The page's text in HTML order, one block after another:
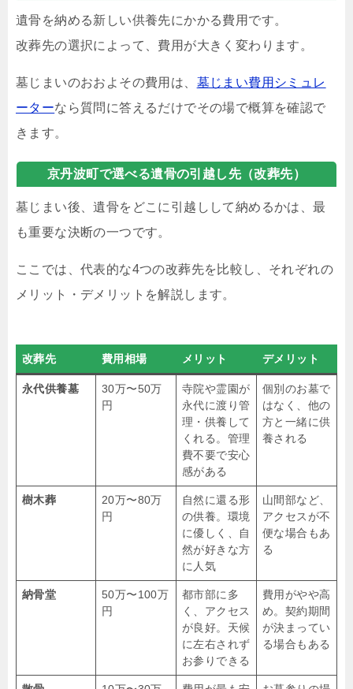
遺骨を納める新しい供養先にかかる費用です。
改葬先の選択によって、費用が大きく変わります。
墓じまいのおおよその費用は、 墓じまい費用シミュレ
ーターなら質問に答えるだけでその場で概算を確認で
きます。
京丹波町で選べる遺骨の引越し先（改葬先）
墓じまい後、遺骨をどこに引越しして納めるかは、最
も重要な決断の一つです。
ここでは、代表的な4つの改葬先を比較し、それぞれの
メリット・デメリットを解説します。
改葬先 費用相場 メリット デメリット
永代供養墓
30万〜50万
円
寺院や霊園が
永代に渡り管
理・供養して
くれる。管理
費不要で安心
感がある
個別のお墓で
はなく、他の
方と一緒に供
養される
樹木葬
20万〜80万
円
自然に還る形
の供養。環境
に優しく、自
然が好きな方
に人気
山間部など、
アクセスが不
便な場合もあ
る
納骨堂
50万〜100万
円
都市部に多
く、アクセス
が良好。天候
に左右されず
お参りできる
費用がやや高
め。契約期間
が決まってい
る場合もある